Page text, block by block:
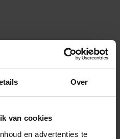
Over
van cookies
en advertenties te